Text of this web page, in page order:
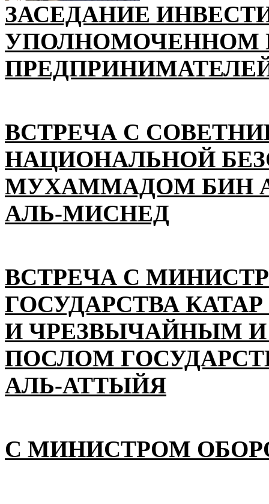
ЗАСЕДАНИЕ
УПОЛНОМОЧЕННОМ
ВСТРЕЧА С
НАЦИОНАЛЬНОЙ
МУХАММАДОМ БИН
АЛЬ-МИСНЕД
ВСТРЕЧА С
ГОСУДАРСТВА
И ЧРЕЗВЫЧАЙНЫМ
ПОСЛОМ
АЛЬ-АТТЫЙЯ
С МИНИСТРОМ